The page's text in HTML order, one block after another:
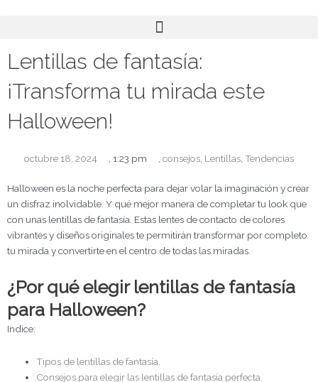
Lentillas de fantasía:
¡Transforma tu mirada este
Halloween!
octubre 18, 2024 1:23 pm consejos Lentillas Tendencias
Halloween es la noche perfecta para dejar volar la imaginación y crear
un disfraz inolvidable. Y qué mejor manera de completar tu look que
con unas lentillas de fantasía. Estas lentes de contacto de colores
vibrantes y diseños originales te permitirán transformar por completo
tu mirada y convertirte en el centro de todas las miradas.
¿Por qué elegir lentillas de fantasía
para Halloween?
Indice:
Tipos de lentillas de fantasía.
Consejos para elegir las lentillas de fantasía perfecta.